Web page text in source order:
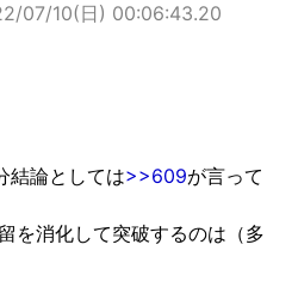
07/10(日) 00:06:43.20
結論としては>>609が言って
を消化して突破するのは（多